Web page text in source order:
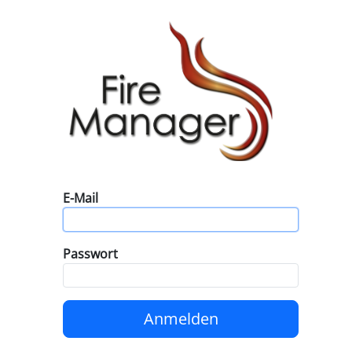
E-Mail
Passwort